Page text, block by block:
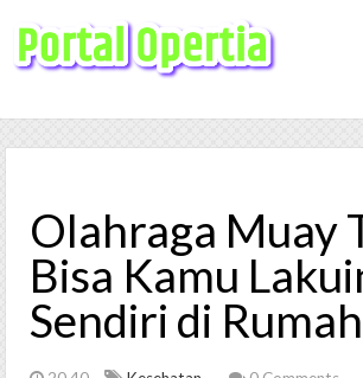
KESEHATAN
WISATA
Olahraga Muay
Bisa Kamu
Sendiri di